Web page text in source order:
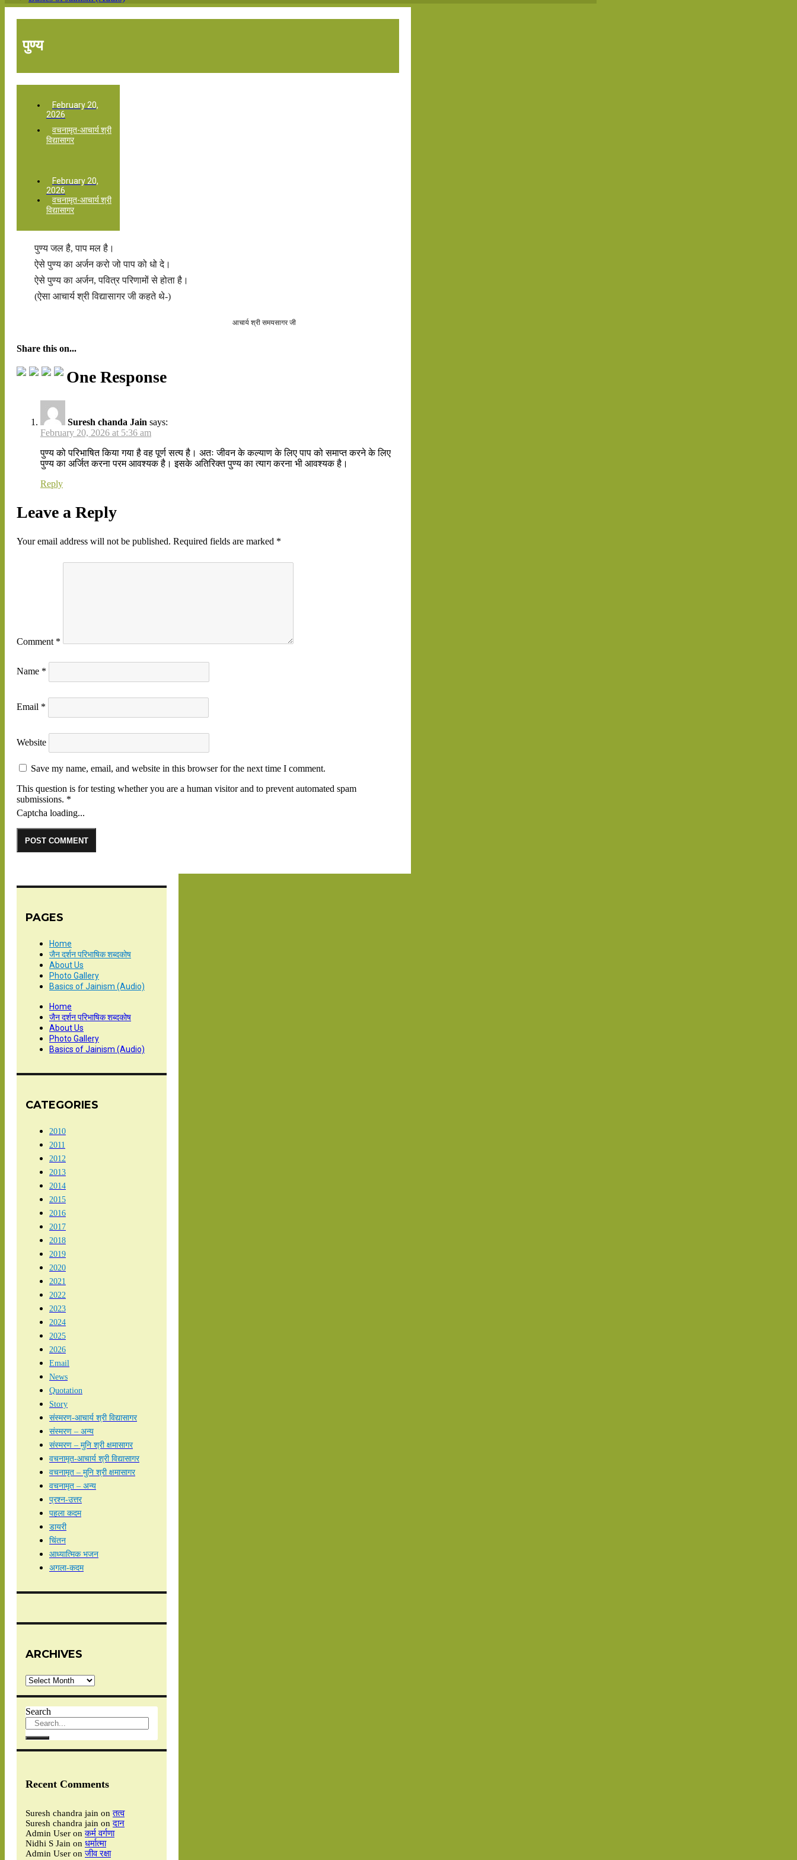
पुण्य
February 20,
2026
वचनामृत-आचार्य श्री
विद्यासागर
February 20,
2026
वचनामृत-आचार्य श्री
विद्यासागर
पुण्य जल है, पाप मल है।
ऐसे पुण्य का अर्जन करो जो पाप को धो दे।
ऐसे पुण्य का अर्जन, पवित्र परिणामों से होता है।
(ऐसा आचार्य श्री विद्यासागर जी कहते थे-)
आचार्य श्री समयसागर जी
Share this on...
One Response
Suresh chanda Jain says:
February 20, 2026 at 5:36 am
पुण्य को परिभाषित किया गया है वह पूर्ण सत्य है। अतः जीवन के कल्याण के लिए पाप को समाप्त करने के लिए
पुण्य का अर्जित करना परम आवश्यक है। इसके अतिरिक्त पुण्य का त्याग करना भी आवश्यक है।
Reply
Leave a Reply
Your email address will not be published. Required fields are marked *
Comment *
Name *
Email *
Website
Save my name, email, and website in this browser for the next time I comment.
This question is for testing whether you are a human visitor and to prevent automated spam
submissions. *
Captcha loading...
PAGES
Home
जैन दर्शन परिभाषिक शब्दकोष
About Us
Photo Gallery
Basics of Jainism (Audio)
Home
जैन दर्शन परिभाषिक शब्दकोष
About Us
Photo Gallery
Basics of Jainism (Audio)
CATEGORIES
2010
2011
2012
2013
2014
2015
2016
2017
2018
2019
2020
2021
2022
2023
2024
2025
2026
Email
News
Quotation
Story
संस्मरण-आचार्य श्री विद्यासागर
संस्मरण – अन्य
संस्मरण – मुनि श्री क्षमासागर
वचनामृत-आचार्य श्री विद्यासागर
वचनामृत – मुनि श्री क्षमासागर
वचनामृत – अन्य
प्रश्न-उत्तर
पहला कदम
डायरी
चिंतन
आध्यात्मिक भजन
अगला-कदम
ARCHIVES
Archives
Search
Recent Comments
Suresh chandra jain onतत्व
Suresh chandra jain onदान
Admin User onकर्म वर्गणा
Nidhi S Jain on धर्मात्मा
Admin User onजीव रक्षा